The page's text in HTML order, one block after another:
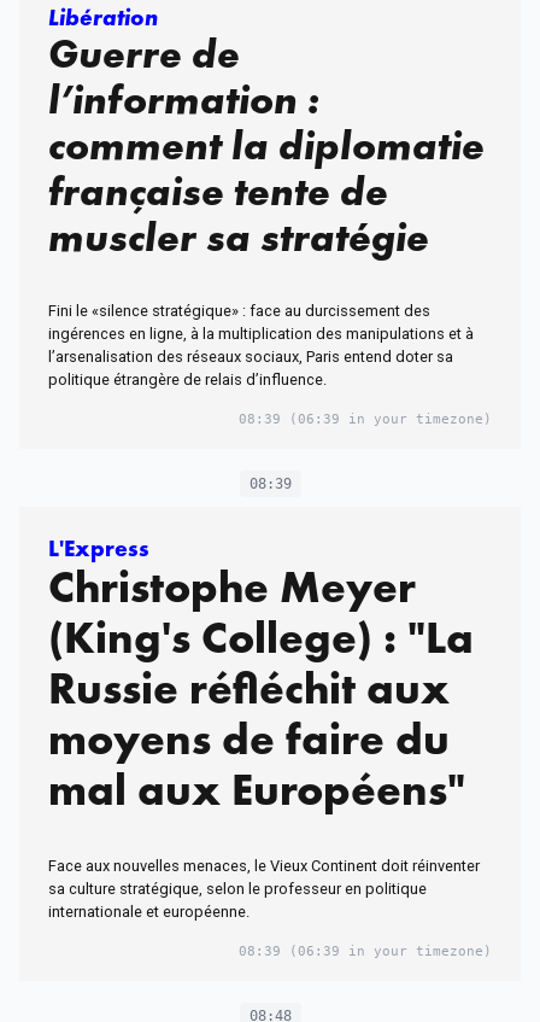
Libération
Guerre de
l’information :
comment la diplomatie
française tente de
muscler sa stratégie
Fini le «silence stratégique» : face au durcissement des
ingérences en ligne, à la multiplication des manipulations et à
l’arsenalisation des réseaux sociaux, Paris entend doter sa
politique étrangère de relais d’influence.
08:39 (06:39 in your timezone)
08:39
L'Express
Christophe Meyer
(King's College) : "La
Russie réfléchit aux
moyens de faire du
mal aux Européens"
Face aux nouvelles menaces, le Vieux Continent doit réinventer
sa culture stratégique, selon le professeur en politique
internationale et européenne.
08:39 (06:39 in your timezone)
08:48